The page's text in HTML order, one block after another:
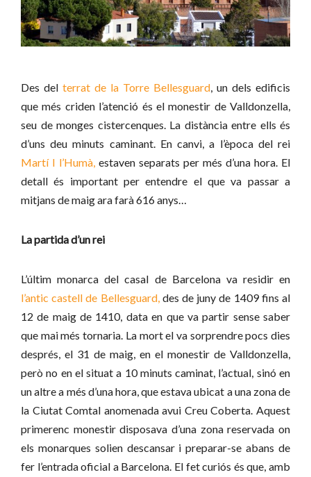
Des del terrat de la Torre Bellesguard , un dels edificis
que més criden l’atenció és el monestir de Valldonzella,
seu de monges cistercenques. La distància entre ells és
d’uns deu minuts caminant. En canvi, a l’època del rei
Martí I l’Humà, estaven separats per més d’una hora. El
detall és important per entendre el que va passar a
mitjans de maig ara farà 616 anys…
La partida d’un rei
L’últim monarca del casal de Barcelona va residir en
l’antic castell de Bellesguard, des de juny de 1409 fins al
12 de maig de 1410, data en que va partir sense saber
que mai més tornaria. La mort el va sorprendre pocs dies
després, el 31 de maig, en el monestir de Valldonzella,
però no en el situat a 10 minuts caminat, l’actual, sinó en
un altre a més d’una hora, que estava ubicat a una zona de
la Ciutat Comtal anomenada avui Creu Coberta. Aquest
primerenc monestir disposava d’una zona reservada on
els monarques solien descansar i preparar-se abans de
fer l’entrada oficial a Barcelona. El fet curiós és que, amb